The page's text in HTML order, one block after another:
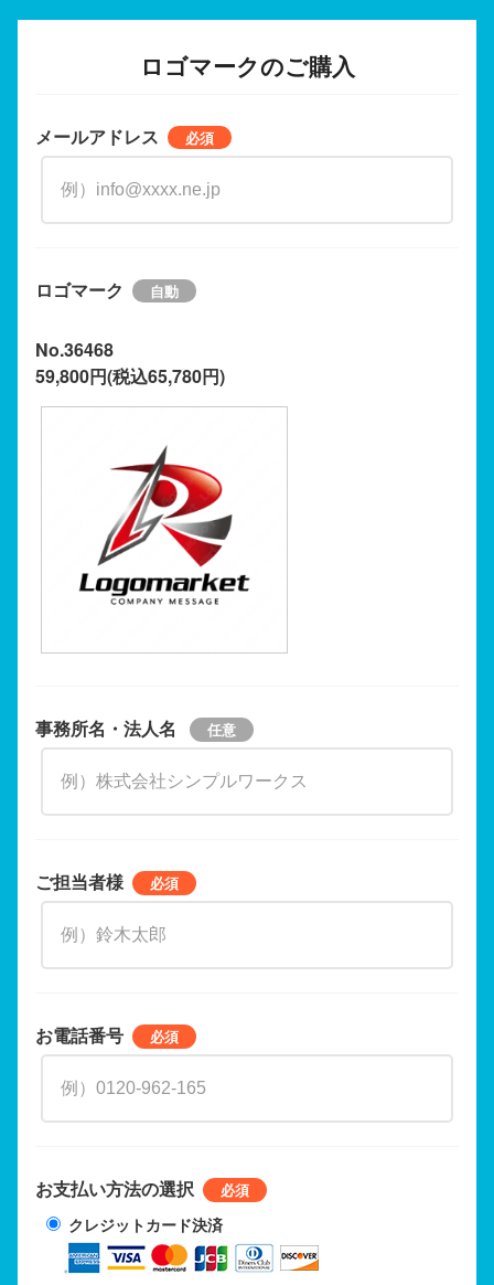
ロゴマークのご購入
メールアドレス
ロゴマーク
No.36468
59,800円(税込65,780円)
事務所名・法人名
ご担当者様
お電話番号
お支払い方法の選択
クレジットカード決済